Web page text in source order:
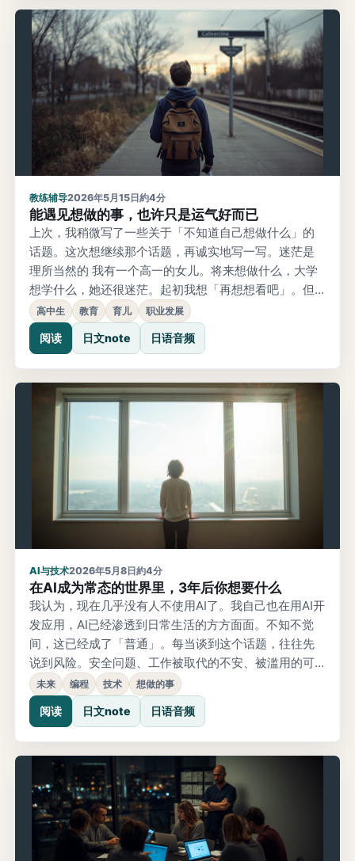
的，难道不正是「情绪本身」吗？
教练辅导2026年5月15日約4分
能遇见想做的事，也许只是运气好而已
上次，我稍微写了一些关于「不知道自己想做什么」的
话题。这次想继续那个话题，再诚实地写一写。迷茫是
理所当然的 我有一个高一的女儿。将来想做什么，大学
想学什么，她还很迷茫。起初我想「再想想看吧」。但
中途我意识到，迷茫其实是理所当然的。普通的高中生
想玩，随随便便地活着，这才是正常的。说「去找到你
想做的事」的大人很多。但愿意一起思考如何去找的大
人却很少。况且，不了解的东西，根本不会觉得想去
做。没有接触过的
高中生 教育 育儿 职业发展
阅读 日文note 日语音频
AI与技术2026年5月8日約4分
在AI成为常态的世界里，3年后你想要什么
我认为，现在几乎没有人不使用AI了。我自己也在用AI开
发应用，AI已经渗透到日常生活的方方面面。不知不觉
间，这已经成了「普通」。每当谈到这个话题，往往先
说到风险。安全问题、工作被取代的不安、被滥用的可
能性。这些确实是必须面对的现实。但在学习教练辅导
的过程中，我学到了一件事。人容易把目光放在「做不
到的事」上。问题越大，恐惧就越先浮现。所以反过
来，我想提出这样一个问题：在有AI的世界里，我们能期
望怎样的未来？
未来 编程 技术 想做的事
阅读 日文note 日语音频